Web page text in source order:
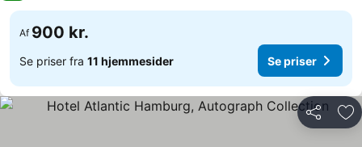
Af 900 kr.
Se priser fra 11 hjemmesider Se priser
Del